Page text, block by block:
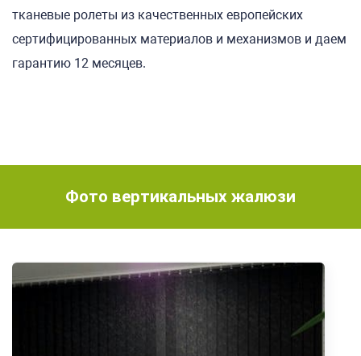
тканевые ролеты из качественных европейских
сертифицированных материалов и механизмов и даем
гарантию 12 месяцев.
Фото вертикальных жалюзи